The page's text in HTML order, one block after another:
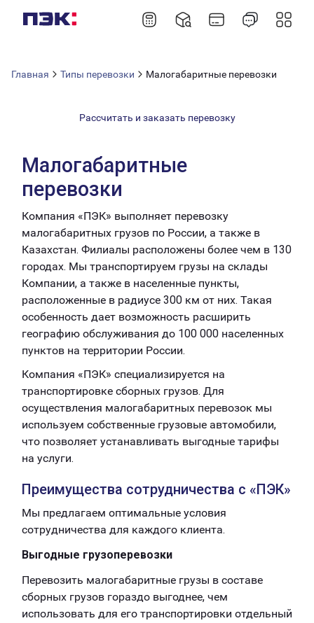
Главная Типы перевозки Малогабаритные перевозки
Рассчитать и заказать перевозку
Малогабаритные
перевозки
Компания «ПЭК» выполняет перевозку
малогабаритных грузов по России, а также в
Казахстан. Филиалы расположены более чем в 130
городах. Мы транспортируем грузы на склады
Компании, а также в населенные пункты,
расположенные в радиусе 300 км от них. Такая
особенность дает возможность расширить
географию обслуживания до 100 000 населенных
пунктов на территории России.
Компания «ПЭК» специализируется на
транспортировке сборных грузов. Для
осуществления малогабаритных перевозок мы
используем собственные грузовые автомобили,
что позволяет устанавливать выгодные тарифы
на услуги.
Преимущества сотрудничества с «ПЭК»
Мы предлагаем оптимальные условия
сотрудничества для каждого клиента.
Выгодные грузоперевозки
Перевозить малогабаритные грузы в составе
сборных грузов гораздо выгоднее, чем
использовать для его транспортировки отдельный